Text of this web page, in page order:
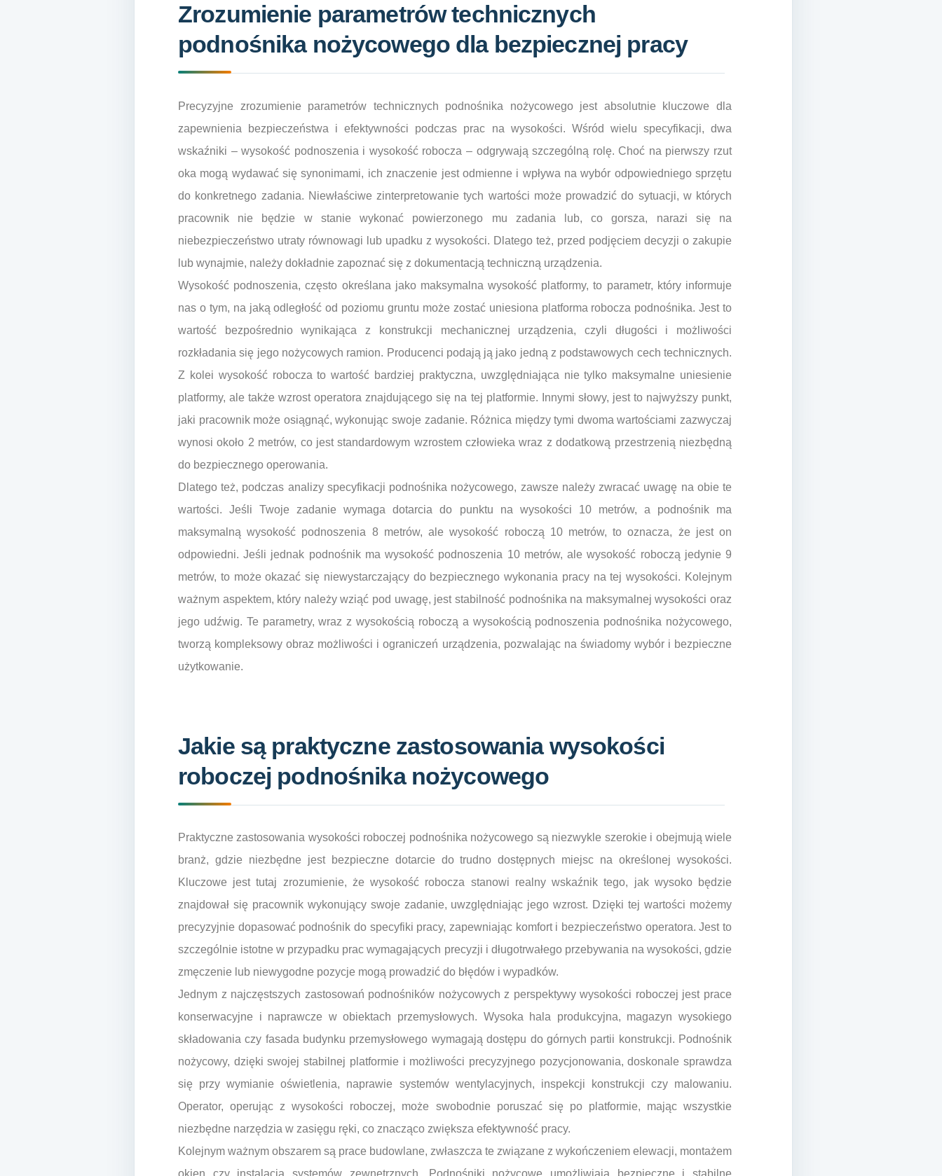
Zrozumienie parametrów technicznych
podnośnika nożycowego dla bezpiecznej pracy
Precyzyjne zrozumienie parametrów technicznych podnośnika nożycowego jest absolutnie kluczowe dla
zapewnienia bezpieczeństwa i efektywności podczas prac na wysokości. Wśród wielu specyfikacji, dwa
wskaźniki – wysokość podnoszenia i wysokość robocza – odgrywają szczególną rolę. Choć na pierwszy rzut
oka mogą wydawać się synonimami, ich znaczenie jest odmienne i wpływa na wybór odpowiedniego sprzętu
do konkretnego zadania. Niewłaściwe zinterpretowanie tych wartości może prowadzić do sytuacji, w których
pracownik nie będzie w stanie wykonać powierzonego mu zadania lub, co gorsza, narazi się na
niebezpieczeństwo utraty równowagi lub upadku z wysokości. Dlatego też, przed podjęciem decyzji o zakupie
lub wynajmie, należy dokładnie zapoznać się z dokumentacją techniczną urządzenia.
Wysokość podnoszenia, często określana jako maksymalna wysokość platformy, to parametr, który informuje
nas o tym, na jaką odległość od poziomu gruntu może zostać uniesiona platforma robocza podnośnika. Jest to
wartość bezpośrednio wynikająca z konstrukcji mechanicznej urządzenia, czyli długości i możliwości
rozkładania się jego nożycowych ramion. Producenci podają ją jako jedną z podstawowych cech technicznych.
Z kolei wysokość robocza to wartość bardziej praktyczna, uwzględniająca nie tylko maksymalne uniesienie
platformy, ale także wzrost operatora znajdującego się na tej platformie. Innymi słowy, jest to najwyższy punkt,
jaki pracownik może osiągnąć, wykonując swoje zadanie. Różnica między tymi dwoma wartościami zazwyczaj
wynosi około 2 metrów, co jest standardowym wzrostem człowieka wraz z dodatkową przestrzenią niezbędną
do bezpiecznego operowania.
Dlatego też, podczas analizy specyfikacji podnośnika nożycowego, zawsze należy zwracać uwagę na obie te
wartości. Jeśli Twoje zadanie wymaga dotarcia do punktu na wysokości 10 metrów, a podnośnik ma
maksymalną wysokość podnoszenia 8 metrów, ale wysokość roboczą 10 metrów, to oznacza, że jest on
odpowiedni. Jeśli jednak podnośnik ma wysokość podnoszenia 10 metrów, ale wysokość roboczą jedynie 9
metrów, to może okazać się niewystarczający do bezpiecznego wykonania pracy na tej wysokości. Kolejnym
ważnym aspektem, który należy wziąć pod uwagę, jest stabilność podnośnika na maksymalnej wysokości oraz
jego udźwig. Te parametry, wraz z wysokością roboczą a wysokością podnoszenia podnośnika nożycowego,
tworzą kompleksowy obraz możliwości i ograniczeń urządzenia, pozwalając na świadomy wybór i bezpieczne
użytkowanie.
Jakie są praktyczne zastosowania wysokości
roboczej podnośnika nożycowego
Praktyczne zastosowania wysokości roboczej podnośnika nożycowego są niezwykle szerokie i obejmują wiele
branż, gdzie niezbędne jest bezpieczne dotarcie do trudno dostępnych miejsc na określonej wysokości.
Kluczowe jest tutaj zrozumienie, że wysokość robocza stanowi realny wskaźnik tego, jak wysoko będzie
znajdował się pracownik wykonujący swoje zadanie, uwzględniając jego wzrost. Dzięki tej wartości możemy
precyzyjnie dopasować podnośnik do specyfiki pracy, zapewniając komfort i bezpieczeństwo operatora. Jest to
szczególnie istotne w przypadku prac wymagających precyzji i długotrwałego przebywania na wysokości, gdzie
zmęczenie lub niewygodne pozycje mogą prowadzić do błędów i wypadków.
Jednym z najczęstszych zastosowań podnośników nożycowych z perspektywy wysokości roboczej jest prace
konserwacyjne i naprawcze w obiektach przemysłowych. Wysoka hala produkcyjna, magazyn wysokiego
składowania czy fasada budynku przemysłowego wymagają dostępu do górnych partii konstrukcji. Podnośnik
nożycowy, dzięki swojej stabilnej platformie i możliwości precyzyjnego pozycjonowania, doskonale sprawdza
się przy wymianie oświetlenia, naprawie systemów wentylacyjnych, inspekcji konstrukcji czy malowaniu.
Operator, operując z wysokości roboczej, może swobodnie poruszać się po platformie, mając wszystkie
niezbędne narzędzia w zasięgu ręki, co znacząco zwiększa efektywność pracy.
Kolejnym ważnym obszarem są prace budowlane, zwłaszcza te związane z wykończeniem elewacji, montażem